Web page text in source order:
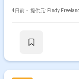
稼働が前提となります。
顧客とのコミュニケー
4日前・ 提供元: Findy